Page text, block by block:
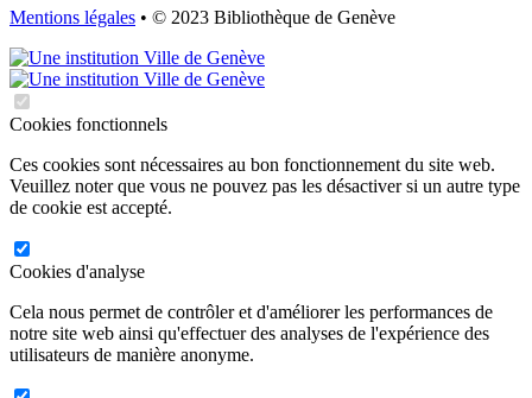
Mentions légales • © 2023 Bibliothèque de Genève
Cookies fonctionnels
Ces cookies sont nécessaires au bon fonctionnement du site web.
Veuillez noter que vous ne pouvez pas les désactiver si un autre type
de cookie est accepté.
Cookies d'analyse
Cela nous permet de contrôler et d'améliorer les performances de
notre site web ainsi qu'effectuer des analyses de l'expérience des
utilisateurs de manière anonyme.